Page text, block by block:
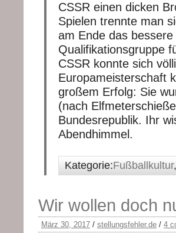
CSSR einen dicken
Spielen trennte man
am Ende das
Qualifikationsgruppe
CSSR konnte sich
Europameisterschaft
großem Erfolg: Sie
(nach
Bundesrepublik. Ihr
Abendhimmel.
Kategorie:Fußballkultur,
Wir wollen doch
März 30, 2017 / stellungsfehler.de / 4